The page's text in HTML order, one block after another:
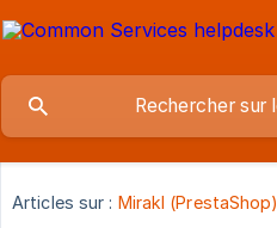
Articles sur : Mirakl (PrestaShop)